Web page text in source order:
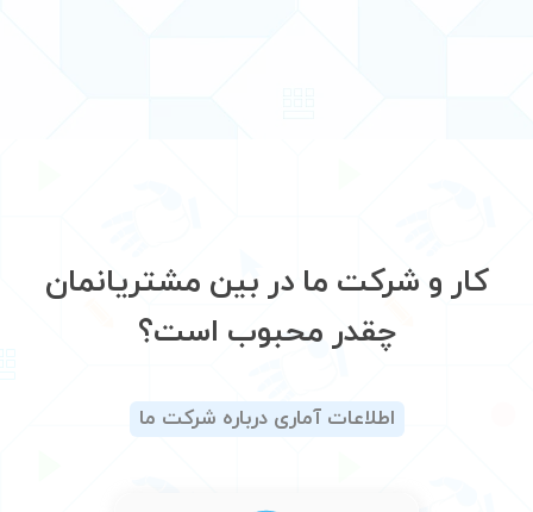
کار و شرکت ما در بین مشتریانمان
چقدر محبوب است؟
اطلاعات آماری درباره شرکت ما